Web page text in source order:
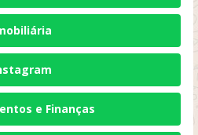
e Finanças